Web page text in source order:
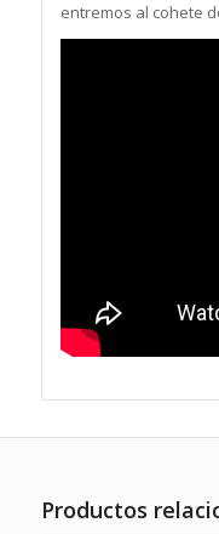
entremos al cohete
Productos